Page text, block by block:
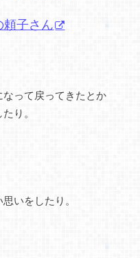
頼子さん
って戻ってきたとか
り。
いをしたり。